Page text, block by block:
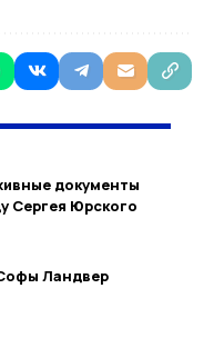
документы
Сергея Юрского
Ландвер